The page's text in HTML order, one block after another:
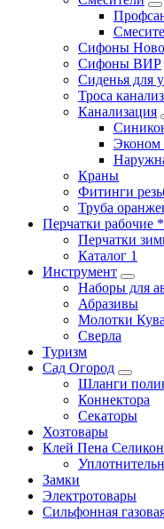
Сифоны
Сифоны ВИР
Сиденья для
Троса
Канализация
Эконом
Краны
Фитинги
Труба
Перчатки рабочие *
Перчатки
Каталог 1
Инструмент
Наборы для
Абразивы
Молотки
Сверла
Туризм
Сад Огород
Шланги
Коннектора
Секаторы
Хозтовары
Клей Пена
Замки
Электротовары
Сильфонная